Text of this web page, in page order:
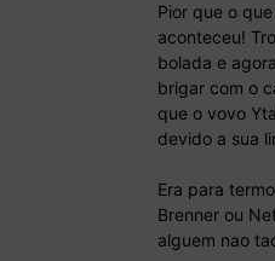
Pior que o
aconteceu!
bolada e
brigar com o
que o vovo
devido a sua
Era para
Brenner ou
alguem nao